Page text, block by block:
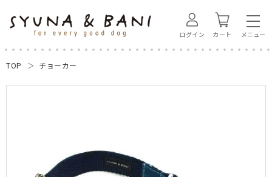
ログイン カート
TOP チョーカー